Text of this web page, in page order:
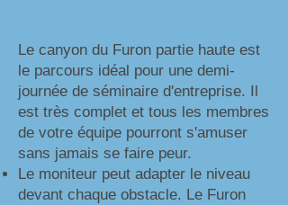
Le canyon du Furon partie haute est
le parcours idéal pour une demi-
journée de séminaire d'entreprise. Il
est très complet et tous les membres
de votre équipe pourront s'amuser
sans jamais se faire peur.
Le moniteur peut adapter le niveau
devant chaque obstacle. Le Furon